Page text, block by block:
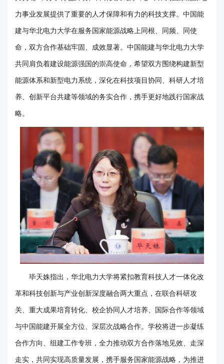
力事业发展提供了重要的人才保障和有力的科技支撑。中国能
建与华北电力大学在服务国家能源战略上同根、同频、同使
命，双方合作基础牢固、成效显著。中国能建与华北电力大学
共同肩负着建设能源强国的崇高使命，希望双方围绕构建新型
能源体系和新型电力系统，深化在科技项目协同、科研人才培
养、创新平台共建等领域的务实合作，携手更好地践行国家战
略。
毕天姝指出，华北电力大学将紧扣教育科技人才一体化改
革和科技创新与产业创新深度融合两大重点，在联合科研攻
关、重大成果培育转化、校企协同人才培养、国际合作等领域
与中国能建开展全方位、深层次战略合作。学校将进一步凝练
合作方向、组建工作专班，全力推动双方合作落地见效、走深
走实，共同实现高质量发展，携手服务国家能源战略，为推进